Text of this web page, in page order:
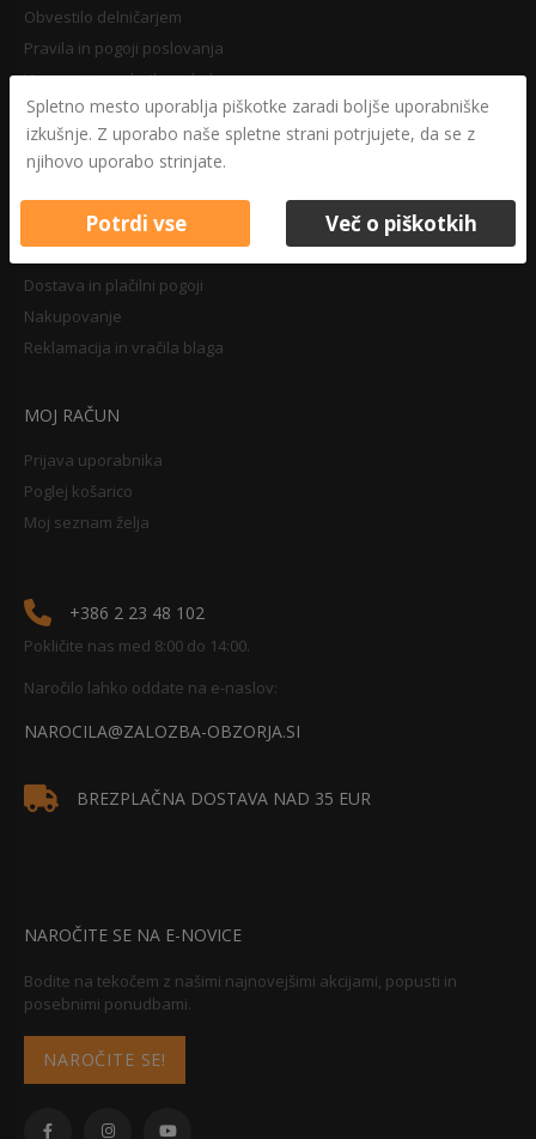
Obvestilo delničarjem
Pravila in pogoji poslovanja
Varovanje osebnih podatkov
Druga določila
Pravilnik o zasebnosti
Pravno obvestilo
Dostava in plačilni pogoji
Nakupovanje
Reklamacija in vračila blaga
MOJ RAČUN
Prijava uporabnika
Poglej košarico
Moj seznam želja
+386 2 23 48 102
Pokličite nas med 8:00 do 14:00.
Naročilo lahko oddate na e-naslov:
NAROCILA@ZALOZBA-OBZORJA.SI
BREZPLAČNA DOSTAVA NAD 35 EUR
NAROČITE SE NA E-NOVICE
Bodite na tekočem z našimi najnovejšimi akcijami, popusti in
posebnimi ponudbami.
NAROČITE SE!
Spletno mesto uporablja piškotke zaradi boljše uporabniške
izkušnje. Z uporabo naše spletne strani potrjujete, da se z
njihovo uporabo strinjate.
Potrdi vse Več o piškotkih